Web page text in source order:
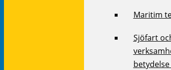
Maritim
Sjöfart